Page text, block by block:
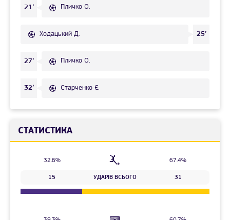
21’ Пличко О.
Ходацький Д. 25’
27’ Пличко О.
32’ Старченко Є.
СТАТИСТИКА
32.6% 67.4%
15 УДАРІВ ВСЬОГО 31